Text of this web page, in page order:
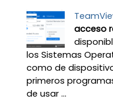
acceso
los Sistemas
como de
primeros
de usar ...